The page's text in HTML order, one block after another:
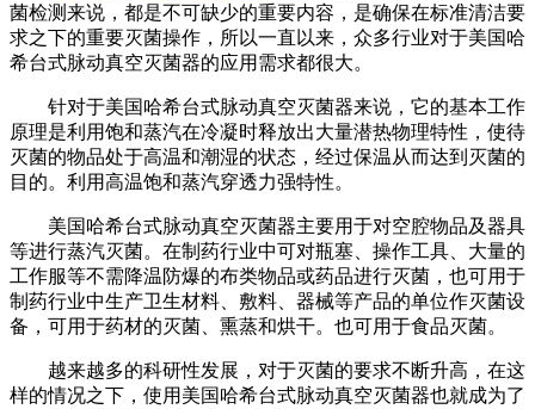
菌检测来说，都是不可缺少的重要内容，是确保在标准清洁要
求之下的重要灭菌操作，所以一直以来，众多行业对于美国哈
希台式脉动真空灭菌器的应用需求都很大。
针对于美国哈希台式脉动真空灭菌器来说，它的基本工作
原理是利用饱和蒸汽在冷凝时释放出大量潜热物理特性，使待
灭菌的物品处于高温和潮湿的状态，经过保温从而达到灭菌的
目的。利用高温饱和蒸汽穿透力强特性。
美国哈希台式脉动真空灭菌器主要用于对空腔物品及器具
等进行蒸汽灭菌。在制药行业中可对瓶塞、操作工具、大量的
工作服等不需降温防爆的布类物品或药品进行灭菌，也可用于
制药行业中生产卫生材料、敷料、器械等产品的单位作灭菌设
备，可用于药材的灭菌、熏蒸和烘干。也可用于食品灭菌。
越来越多的科研性发展，对于灭菌的要求不断升高，在这
样的情况之下，使用美国哈希台式脉动真空灭菌器也就成为了